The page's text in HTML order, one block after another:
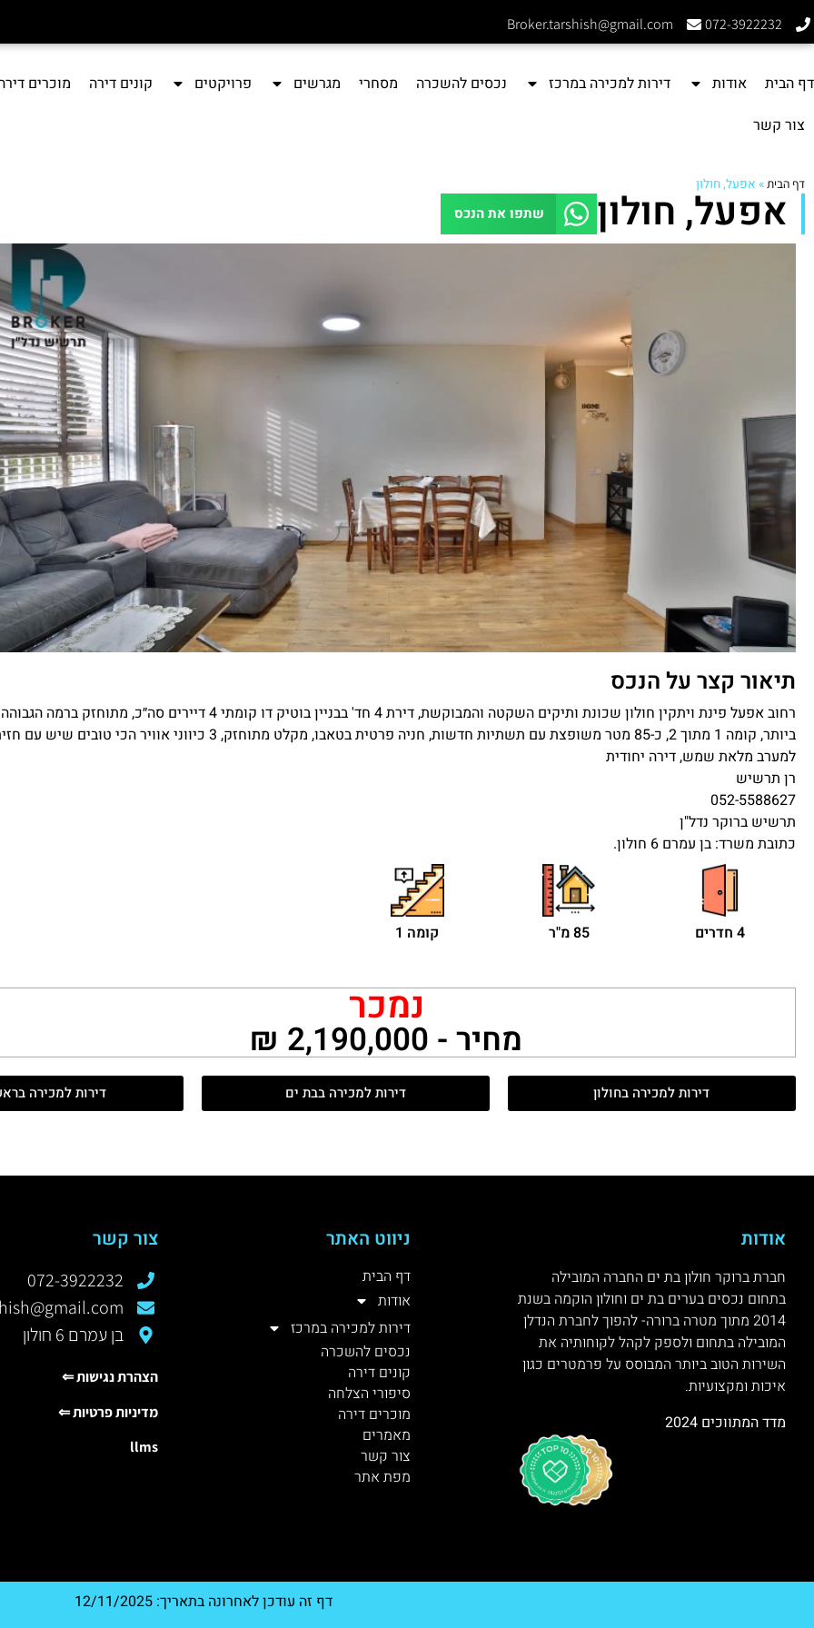
072-3922232
Broker.tarshish@gmail.com
דף הבית אודות דירות למכירה במרכז נכסים להשכרה מסחרי מגרשים פרויקטים קונים דירה
מוכרים
צור קשר
דף הבית» אפעל, חולון
אפעל, חולון שתפו את הנכס
תיאור קצר על הנכס
רחוב אפעל פינת ויתקין חולון שכונת ותיקים השקטה והמבוקשת, דירת 4 חד' בבניין בוטיק דו קומתי 4 דיירים סה״כ, מתוחזק ברמה הגבוהה
ביותר, קומה 1 מתוך 2, כ-85 מטר משופצת עם תשתיות חדשות, חניה פרטית בטאבו, מקלט מתוחזק, 3 כיווני אוויר הכי טובים שיש
למערב מלאת שמש, דירה יחודית
רן תרשיש
052-5588627
תרשיש ברוקר נדל"ן
כתובת משרד: בן עמרם 6 חולון.
4 חדרים 85 מ"ר קומה 1
נמכר
מחיר - 2,190,000 ₪
דירות למכירה בחולון דירות למכירה בבת ים דירות למכירה
אודות
חברת ברוקר חולון בת ים החברה המובילה
בתחום נכסים בערים בת ים וחולון הוקמה בשנת
2014 מתוך מטרה ברורה- להפוך לחברת הנדלן
המובילה בתחום ולספק לקהל לקוחותיה את
השירות הטוב ביותר המבוסס על פרמטרים כגון
איכות ומקצועיות.
מדד המתווכים 2024
ניווט האתר
דף הבית
אודות
דירות למכירה במרכז
נכסים להשכרה
קונים דירה
סיפורי הצלחה
מוכרים דירה
מאמרים
צור קשר
מפת אתר
צור קשר
072-3922232
בן עמרם 6 חולון
הצהרת נגישות ⇐
מדיניות פרטיות ⇐
llms
דף זה עודכן לאחרונה בתאריך: 12/11/2025